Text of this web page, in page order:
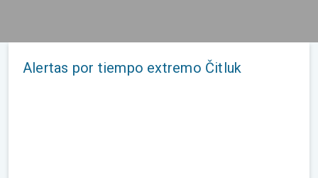
Alertas por tiempo extremo Čitluk